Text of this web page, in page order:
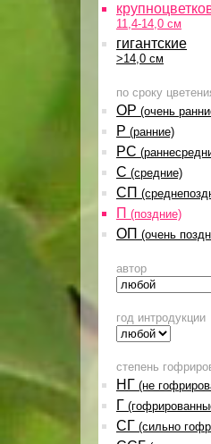
11,4-14,0 см
гигантские
>14,0 см
по сроку
ОР (очень
Р (ранние)
РС
С (средние)
СП
П (поздние)
ОП (очень
автор
год интродукции
степень
НГ (не
Г
СГ (сильно